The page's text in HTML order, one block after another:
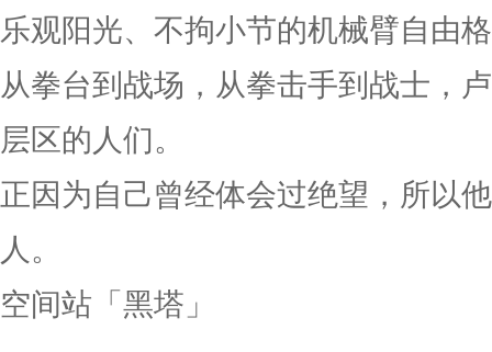
乐观阳光、不拘小节的机械臂自由
从拳台到战场，从拳击手到战士，
层区的人们。
正因为自己曾经体会过绝望，所以
人。
空间站「黑塔」